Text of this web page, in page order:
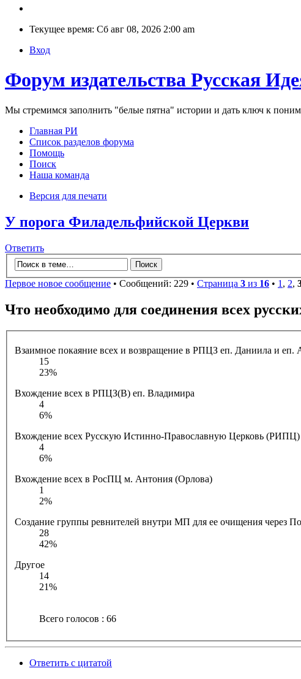
Текущее время: Сб авг 08, 2026 2:00 am
Вход
Форум издательства Русская
Мы стремимся заполнить "белые пятна" истории и дать ключ к
Главная РИ
Список разделов форума
Помощь
Поиск
Наша команда
Версия для печати
У порога Филадельфийской Церкви
Ответить
Первое новое сообщение • Сообщений: 229 • Страница 3 из 16 • 1 , 2,
Что необходимо для соединения всех
Взаимное покаяние всех и возвращение в РПЦЗ еп. Даниила и еп.
15
23%
Вхождение всех в РПЦЗ(В) еп. Владимира
4
6%
Вхождение всех Русскую Истинно-Православную Церковь (РИПЦ)
4
6%
Вхождение всех в РосПЦ м. Антония (Орлова)
1
2%
Создание группы ревнителей внутри МП для ее очищения через
28
42%
Другое
14
21%
Всего голосов : 66
Ответить с цитатой